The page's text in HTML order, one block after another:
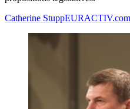
Catherine StuppEURACTIV.com